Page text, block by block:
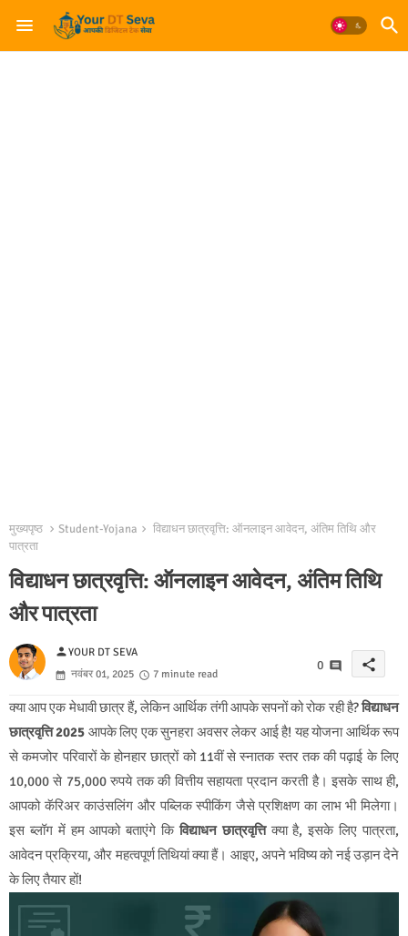
मुख्यपृष्ठ Student-Yojana
विद्याधन छात्रवृत्ति: ऑनलाइन आवेदन, अंतिम तिथि और
पात्रता
विद्याधन छात्रवृत्ति: ऑनलाइन आवेदन, अंतिम तिथि
और पात्रता
personYOUR DT SEVA
नवंबर 01, 2025
7 minute read
0 share
क्या आप एक मेधावी छात्र हैं, लेकिन आर्थिक तंगी आपके सपनों को रोक रही है?विद्याधन
छात्रवृत्ति 2025 आपके लिए एक सुनहरा अवसर लेकर आई है! यह योजना आर्थिक रूप
से कमजोर परिवारों के होनहार छात्रों को 11वीं से स्नातक स्तर तक की पढ़ाई के लिए
10,000 से 75,000 रुपये तक की वित्तीय सहायता प्रदान करती है। इसके साथ ही,
आपको कॅरिअर काउंसलिंग और पब्लिक स्पीकिंग जैसे प्रशिक्षण का लाभ भी मिलेगा।
इस ब्लॉग में हम आपको बताएंगे किविद्याधन छात्रवृत्तिक्या है, इसके लिए पात्रता,
आवेदन प्रक्रिया, और महत्वपूर्ण तिथियां क्या हैं। आइए, अपने भविष्य को नई उड़ान देने
के लिए तैयार हों!